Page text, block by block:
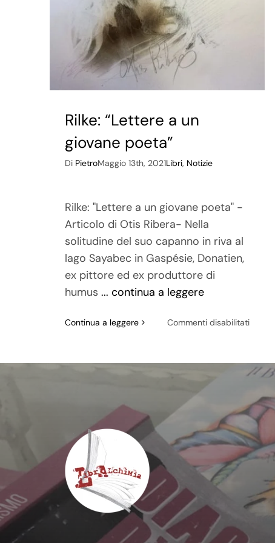
Rilke: “Lettere a un
giovane poeta”
Di PietroMaggio 13th, 2021Libri, Notizie
Rilke: "Lettere a un giovane poeta" -
Articolo di Otis Ribera- Nella
solitudine del suo capanno in riva al
lago Sayabec in Gaspésie, Donatien,
ex pittore ed ex produttore di
humus... continua a leggere
Continua a leggere Commenti disabilitatisu
a
un
poeta”